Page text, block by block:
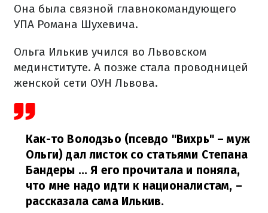
Она была связной главнокомандующего
УПА Романа Шухевича.
Ольга Илькив учился во Львовском
мединституте. А позже стала проводницей
женской сети ОУН Львова.
Как-то Володзьо (псевдо "Вихрь" – муж
Ольги) дал листок со статьями Степана
Бандеры ... Я его прочитала и поняла,
что мне надо идти к националистам, –
рассказала сама Илькив.